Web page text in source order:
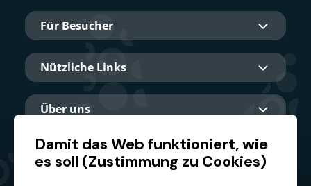
Für Besucher
Nützliche Links
Über uns
Hauptpartner
Damit das Web funktioniert, wie
es soll (Zustimmung zu Cookies)